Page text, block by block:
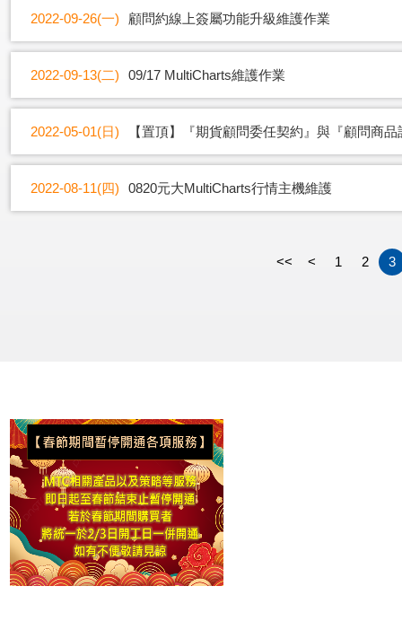
2022-09-26(一) 顧問約線上簽屬功能升級維護作業
2022-09-13(二) 09/17 MultiCharts維護作業
2022-05-01(日) 【置頂】『期貨顧問委任契約』與『顧問商
2022-08-11(四) 0820元大MultiCharts行情主機維護
<< < 1 2 3